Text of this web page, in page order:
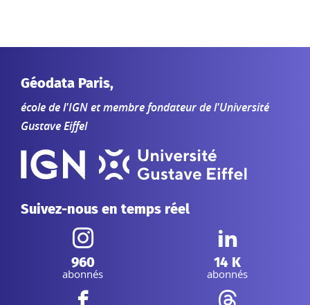
Géodata Paris,
école de l'IGN et membre fondateur de l'Université
Gustave Eiffel
Suivez-nous en temps réel
Instagram :
960
abonnés
Linkedin :
14 K
abonnés